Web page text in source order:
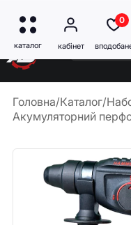
Безкоштовна 0
Головна/Каталог/
Акумуляторний